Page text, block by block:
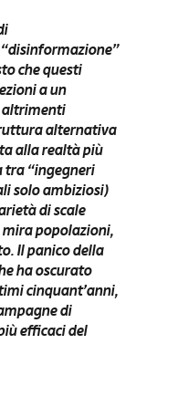
che questi
a un
alternativa
alla realtà più
tra “ingegneri
solo ambiziosi)
di scale
mira popolazioni,
Il panico della
ha oscurato
cinquant’anni,
di
efficaci del